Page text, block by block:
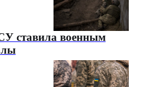
ставила военным